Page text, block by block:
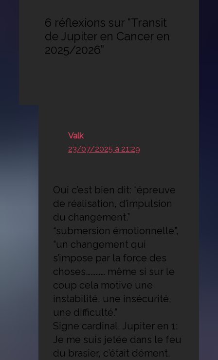
6 réflexions sur “Transit
de Jupiter en Cancer en
2025/2026”
Valk
23/07/2025 à 21:29
Oui c’est bien dit: “épreuve
de réalisation, d’impulsion
du changement.”
“submersion émotionnelle”,
“un changement qui
s’impose par la force des
choses………… même si sur le
coup cela motive une
instabilité, une insécurité,
une difficulté.”
Signe cardinal, Jupiter en 1:
Je me suis jetée dans le feu
du brasier, c’était dément.